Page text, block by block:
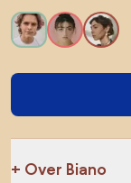
Over Biano